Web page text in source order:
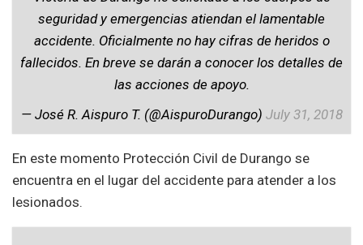
seguridad y emergencias atiendan el lamentable
accidente. Oficialmente no hay cifras de heridos o
fallecidos. En breve se darán a conocer los detalles de
las acciones de apoyo.
— José R. Aispuro T. (@AispuroDurango) July 31, 2018
En este momento Protección Civil de Durango se
encuentra en el lugar del accidente para atender a los
lesionados.